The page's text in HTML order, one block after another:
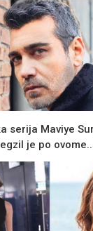
serija Maviye
je po